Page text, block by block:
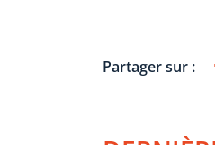
Partager sur :